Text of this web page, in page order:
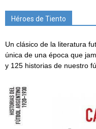
Héroes de Tiento
Un clásico de la literatura
única de una época que
y 125 historias de nuestro